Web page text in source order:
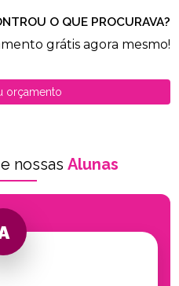
O QUE PROCURAVA?
grátis agora mesmo!
orçamento
nossas Alunas